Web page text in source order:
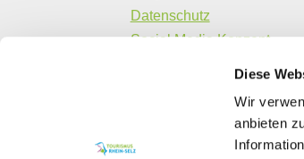
Diese
Wir
anbieten
Datenschutz
Social Media Konzept